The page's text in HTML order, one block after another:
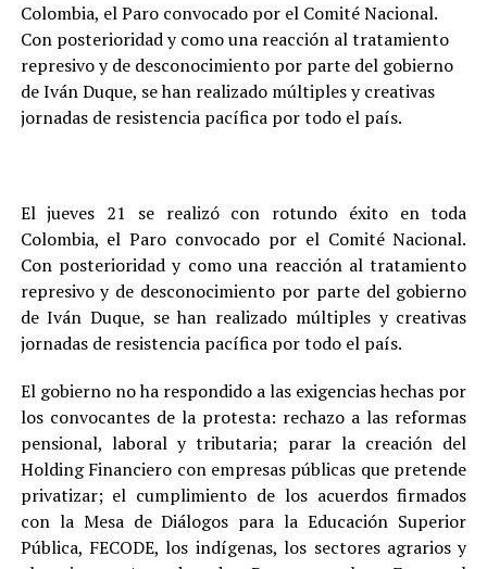
Colombia, el Paro convocado por el Comité Nacional.
Con posterioridad y como una reacción al tratamiento
represivo y de desconocimiento por parte del gobierno
de Iván Duque, se han realizado múltiples y creativas
jornadas de resistencia pacífica por todo el país.
El jueves 21 se realizó con rotundo éxito en toda
Colombia, el Paro convocado por el Comité Nacional.
Con posterioridad y como una reacción al tratamiento
represivo y de desconocimiento por parte del gobierno
de Iván Duque, se han realizado múltiples y creativas
jornadas de resistencia pacífica por todo el país.
El gobierno no ha respondido a las exigencias hechas por
los convocantes de la protesta: rechazo a las reformas
pensional, laboral y tributaria; parar la creación del
Holding Financiero con empresas públicas que pretende
privatizar; el cumplimiento de los acuerdos firmados
con la Mesa de Diálogos para la Educación Superior
Pública, FECODE, los indígenas, los sectores agrarios y